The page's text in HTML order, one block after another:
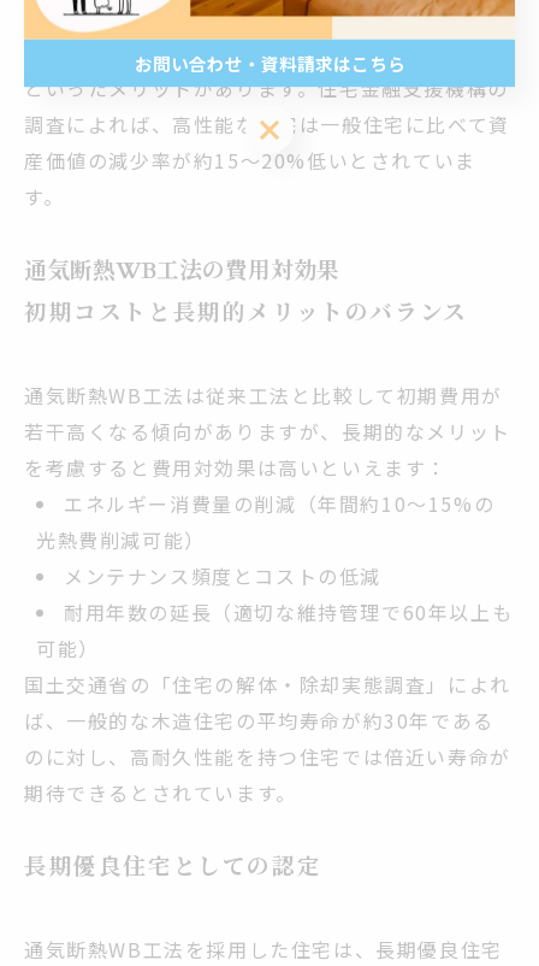
資産価値の維持
住宅ローン減税などの優遇措置の適用可能性
といったメリットがあります。住宅金融支援機構の
調査によれば、高性能な住宅は一般住宅に比べて資
産価値の減少率が約15〜20%低いとされていま
す。
通気断熱WB工法の費用対効果
初期コストと長期的メリットのバランス
通気断熱WB工法は従来工法と比較して初期費用が
若干高くなる傾向がありますが、長期的なメリット
を考慮すると費用対効果は高いといえます：
エネルギー消費量の削減（年間約10〜15%の
光熱費削減可能）
メンテナンス頻度とコストの低減
耐用年数の延長（適切な維持管理で60年以上も
可能）
国土交通省の「住宅の解体・除却実態調査」によれ
ば、一般的な木造住宅の平均寿命が約30年である
のに対し、高耐久性能を持つ住宅では倍近い寿命が
期待できるとされています。
長期優良住宅としての認定
通気断熱WB工法を採用した住宅は、長期優良住宅
お問い合わせ・資料請求はこちら
お問い合わせ・資料請求はこちら